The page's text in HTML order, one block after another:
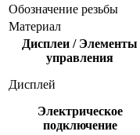
Обозначение резьбы
Материал
Дисплеи / Элементы
управления
Дисплей
Электрическое
подключение